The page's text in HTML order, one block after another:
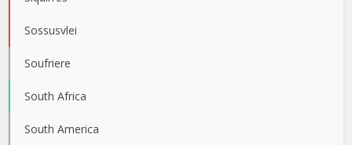
Sossusvlei
Soufriere
South Africa
South America